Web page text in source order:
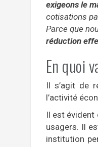
exigeons le
cotisations
Parce que
réduction
En quoi
Il s’agit de
l’activité
Il est évident
usagers. Il
institution